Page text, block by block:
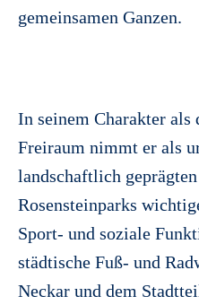
gemeinsamen Ganzen.
In seinem Charakter
Freiraum nimmt er als
landschaftlich
Rosensteinparks
Sport- und soziale
städtische Fuß- und
Neckar und dem